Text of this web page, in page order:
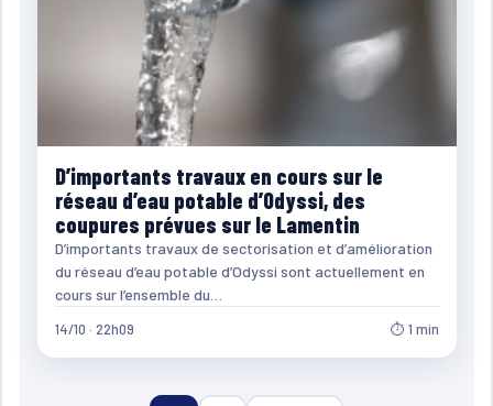
D’importants travaux en cours sur le
réseau d’eau potable d’Odyssi, des
coupures prévues sur le Lamentin
D’importants travaux de sectorisation et d’amélioration
du réseau d’eau potable d’Odyssi sont actuellement en
cours sur l’ensemble du…
14/10 · 22h09 ⏱ 1 min